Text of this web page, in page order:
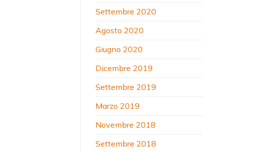
Settembre 2020
Agosto 2020
Giugno 2020
Dicembre 2019
Settembre 2019
Marzo 2019
Novembre 2018
Settembre 2018